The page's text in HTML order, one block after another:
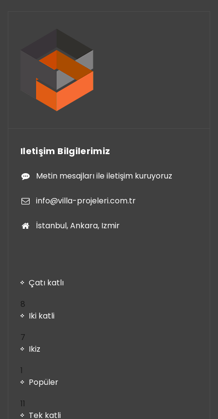
Iletişim Bilgilerimiz
Metin mesajları ile iletişim kuruyoruz
info@villa-projeleri.com.tr
İstanbul, Ankara, Izmir
Çatı katlı
8
ürün
Iki katli
7
ürün
Ikiz
1
ürün
Popüler
11
ürün
Tek katli